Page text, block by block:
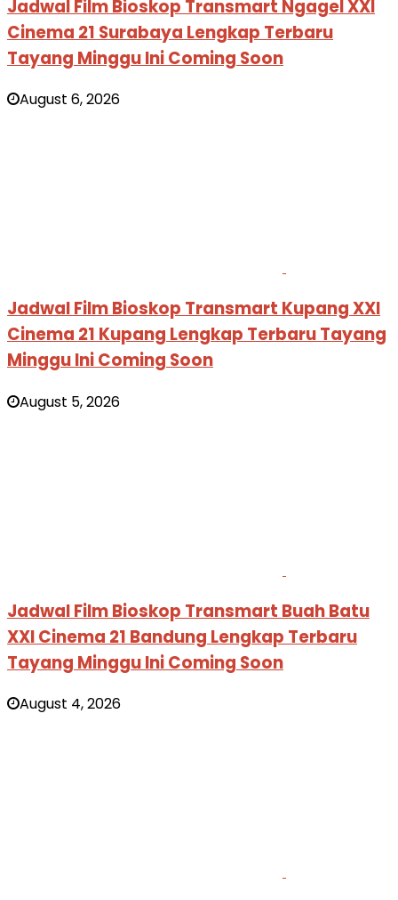
Jadwal Film Bioskop Transmart Ngagel XXI
Cinema 21 Surabaya Lengkap Terbaru
Tayang Minggu Ini Coming Soon
August 6, 2026
Jadwal Film Bioskop Transmart Kupang XXI
Cinema 21 Kupang Lengkap Terbaru Tayang
Minggu Ini Coming Soon
August 5, 2026
Jadwal Film Bioskop Transmart Buah Batu
XXI Cinema 21 Bandung Lengkap Terbaru
Tayang Minggu Ini Coming Soon
August 4, 2026